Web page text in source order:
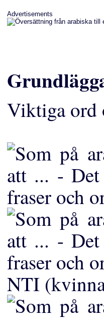
Advertisements
Viktiga ord
NTI